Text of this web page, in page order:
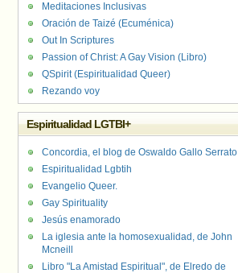
Meditaciones Inclusivas
Oración de Taizé (Ecuménica)
Out In Scriptures
Passion of Christ: A Gay Vision (Libro)
QSpirit (Espiritualidad Queer)
Rezando voy
Espiritualidad LGTBI+
Concordia, el blog de Oswaldo Gallo Serrato
Espiritualidad Lgbtih
Evangelio Queer.
Gay Spirituality
Jesús enamorado
La iglesia ante la homosexualidad, de John
Mcneill
Libro "La Amistad Espiritual", de Elredo de